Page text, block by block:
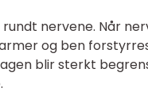
nervene. Når
og ben
blir sterkt